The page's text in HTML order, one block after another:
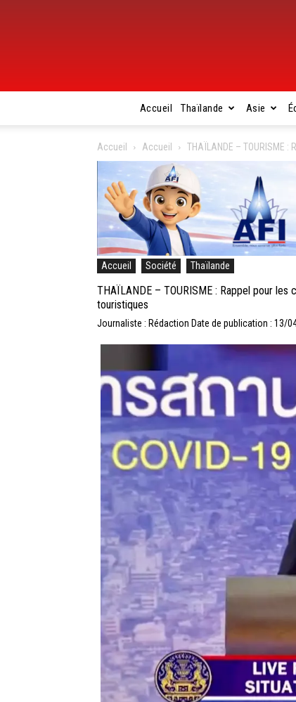
Accueil Thaïlande Asie
Accueil Accueil THAÏLANDE –
Accueil Société Thaïlande
THAÏLANDE – TOURISME : Rappel pour
touristiques
Journaliste : Rédaction Date de publication : 13/